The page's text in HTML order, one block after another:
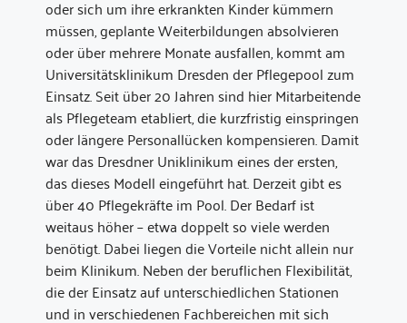
oder sich um ihre erkrankten Kinder kümmern
müssen, geplante Weiterbildungen absolvieren
oder über mehrere Monate ausfallen, kommt am
Universitätsklinikum Dresden der Pflegepool zum
Einsatz. Seit über 20 Jahren sind hier Mitarbeitende
als Pflegeteam etabliert, die kurzfristig einspringen
oder längere Personallücken kompensieren. Damit
war das Dresdner Uniklinikum eines der ersten,
das dieses Modell eingeführt hat. Derzeit gibt es
über 40 Pflegekräfte im Pool. Der Bedarf ist
weitaus höher – etwa doppelt so viele werden
benötigt. Dabei liegen die Vorteile nicht allein nur
beim Klinikum. Neben der beruflichen Flexibilität,
die der Einsatz auf unterschiedlichen Stationen
und in verschiedenen Fachbereichen mit sich